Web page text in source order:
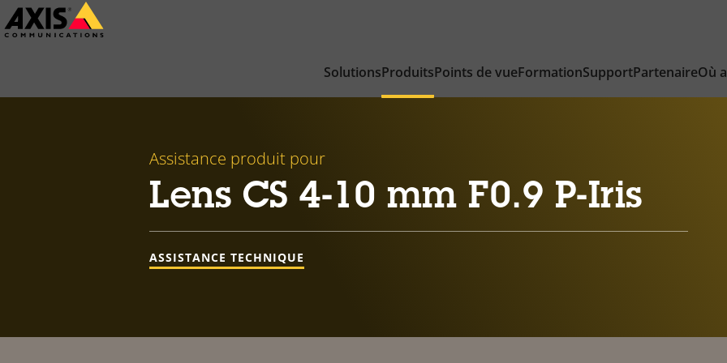
Passer
au
SolutionsProduitsPoints de vueFormationSupportPartenaireOù
Assistance produit pour
Lens CS 4-10 mm F0.9 P-Iris
ASSISTANCE TECHNIQUE